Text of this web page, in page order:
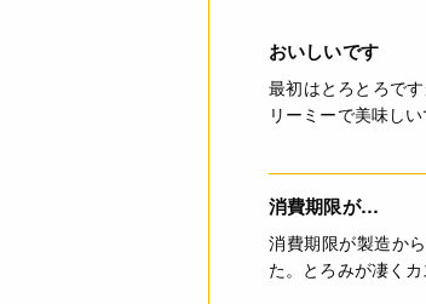
詳細
おいしいです
最初はとろとろで
リーミーで美味し
消費期限が…
消費期限が製造か
た。とろみが凄く